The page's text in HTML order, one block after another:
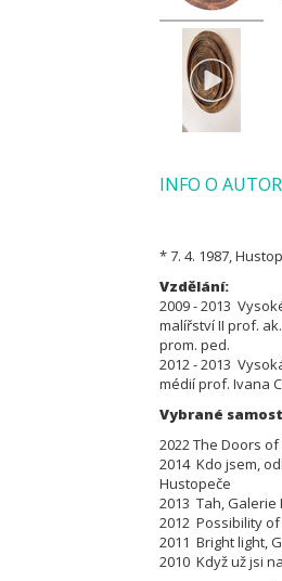
INFO O
* 7. 4. 1987,
Vzdělání:
2009 - 2013
malířství II prof.
prom. ped.
2012 - 2013
médií prof. Ivana
Vybrané
2022 The Doors
2014 Kdo jsem,
Hustopeče
2013 Tah,
2012 Possibility
2011 Bright light,
2010 Když už jsi